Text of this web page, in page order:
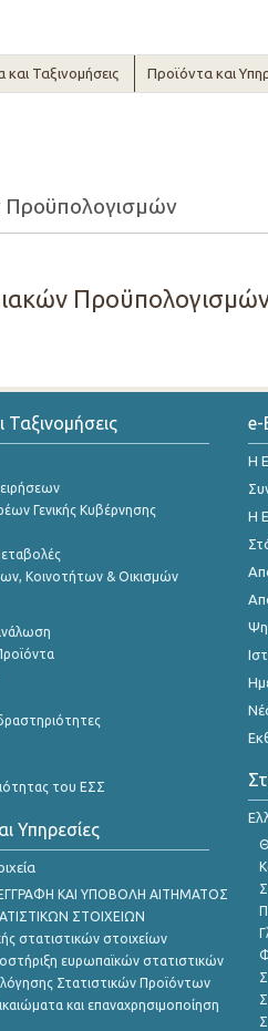
Ταξινομήσεις Προϊόντα και
Προϋπολογισμών
Γενικής Κυβέρνησης
Κοινοτήτων & Οικισμών
του ΕΣΣ
Υπηρεσίες
ΕΓΓΡΑΦΗ ΚΑΙ ΥΠΟΒΟΛΗ ΑΙΤΗΜΑΤΟΣ
ΣΤΟΙΧΕΙΩΝ
στατιστικών στοιχείων
ευρωπαϊκών στατιστικών
Στατιστικών Προϊόντων
και επαναχρησιμοποίηση
e-
Η
Η